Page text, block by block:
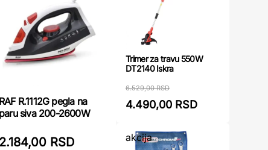
RAF R.1112G pegla na
paru siva 200-2600W
2.184,00 RSD
Trimer za travu 550W
DT2140 Iskra
6.529,00 RSD
4.490,00 RSD
akcija